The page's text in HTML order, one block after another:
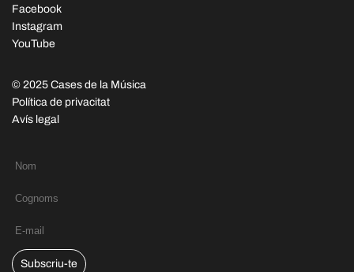
Facebook
Instagram
YouTube
© 2025 Cases de la Música
Política de privacitat
Avís legal
Subscriu-te